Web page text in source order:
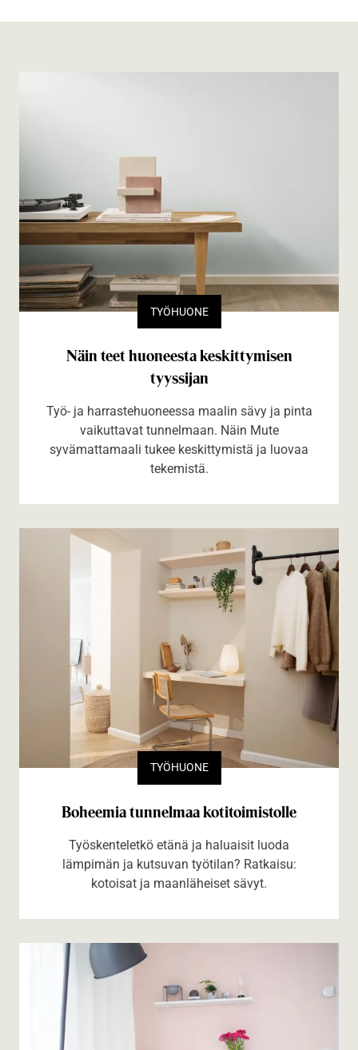
Näin teet huoneesta keskittymisen
tyyssijan
TYÖHUONE
Työ- ja harrastehuoneessa maalin sävy ja pinta
vaikuttavat tunnelmaan. Näin Mute
syvämattamaali tukee keskittymistä ja luovaa
tekemistä.
Boheemia tunnelmaa kotitoimistolle
TYÖHUONE
Työskenteletkö etänä ja haluaisit luoda
lämpimän ja kutsuvan työtilan? Ratkaisu:
kotoisat ja maanläheiset sävyt.